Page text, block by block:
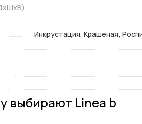
Инкрустация, Крашеная,
выбирают Linea b